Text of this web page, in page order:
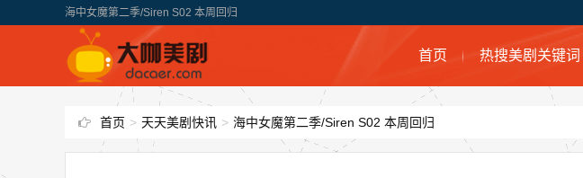
海中女魔第二季/Siren S02 本周回归
首页 热搜美剧关键词
首页 > 天天美剧快讯 > 海中女魔第二季/Siren S02 本周回归